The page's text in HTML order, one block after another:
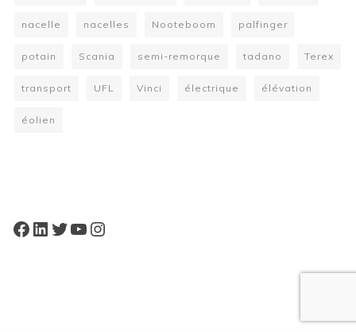
nacelle nacelles Nooteboom palfinger
potain Scania semi-remorque tadano Terex
transport UFL Vinci électrique élévation
éolien
Facebook
LinkedIn
Twitter
YouTube
Instagram